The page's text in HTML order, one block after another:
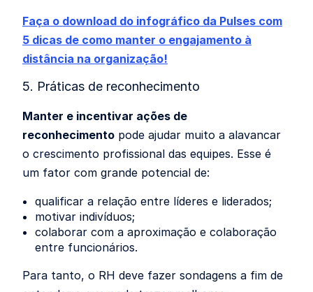
Faça o download do infográfico da Pulses com
5 dicas de como manter o engajamento à
distância na organização!
5. Práticas de reconhecimento
Manter e incentivar ações de
reconhecimento pode ajudar muito a alavancar
o crescimento profissional das equipes. Esse é
um fator com grande potencial de:
qualificar a relação entre líderes e liderados;
motivar indivíduos;
colaborar com a aproximação e colaboração
entre funcionários.
Para tanto, o RH deve fazer sondagens a fim de